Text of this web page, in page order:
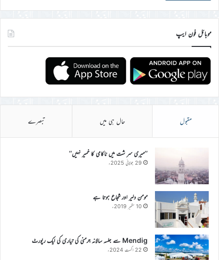
موبائل فون ایپ
مقبول حال ہی میں تبصرے
’’میری سر شت میں ناکامی کا خمیر نہیں‘‘
29 جولائی 2025ء
مومن دلیر اور شجاع ہوتا ہے
10 ستمبر 2019ء
Mendig سے جلسہ سالانہ جرمنی کی تیاری کی ایک رپورٹ
22 اگست 2024ء